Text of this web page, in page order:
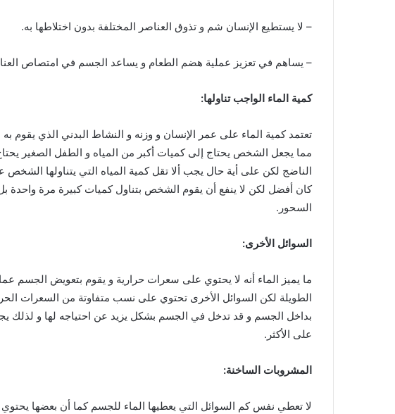
– لا يستطيع الإنسان شم و تذوق العناصر المختلفة بدون اختلاطها به.
– يساهم في تعزيز عملية هضم الطعام و يساعد الجسم في امتصاص
كمية الماء الواجب تناولها:
تعتمد كمية الماء على عمر الإنسان و وزنه و النشاط البدني الذي يقوم
مما يجعل الشخص يحتاج إلى كميات أكبر من المياه و الطفل الصغير
الناضج لكن على أية حال يجب ألا تقل كمية المياه التي يتناولها الشخص
كان أفضل لكن لا ينفع أن يقوم الشخص بتناول كميات كبيرة مرة واحدة
السحور.
السوائل الأخرى:
ما يميز الماء أنه لا يحتوي على سعرات حرارية و يقوم بتعويض
الطويلة لكن السوائل الأخرى تحتوي على نسب متفاوتة من السعرات
بداخل الجسم و قد تدخل في الجسم بشكل يزيد عن احتياجه لها و لذلك يجب
على الأكثر.
المشروبات الساخنة:
لا تعطي نفس كم السوائل التي يعطيها الماء للجسم كما أن بعضها